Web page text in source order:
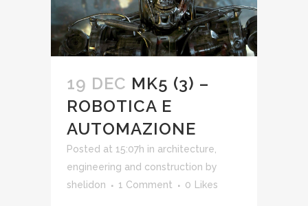
19 DEC MK5 (3) –
ROBOTICA E
AUTOMAZIONE
Posted at 15:07h in architecture,
engineering and construction by
shelidon
1 Comment 0 Likes